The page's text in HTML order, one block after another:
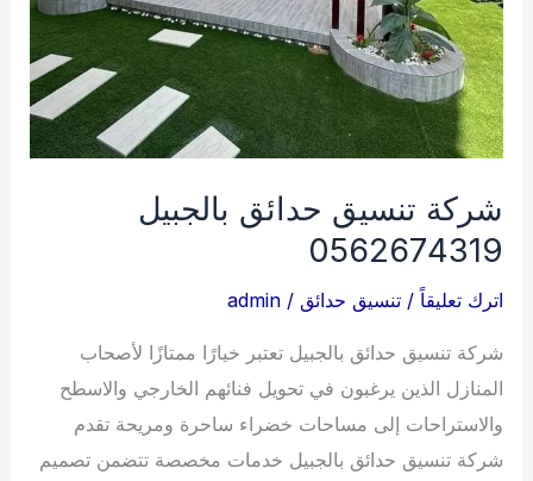
شركة تنسيق حدائق بالجبيل
0562674319
اترك تعليقاً /تنسيق حدائق /
admin
شركة تنسيق حدائق بالجبيل تعتبر خيارًا ممتازًا لأصحاب
المنازل الذين يرغبون في تحويل فنائهم الخارجي والاسطح
والاستراحات إلى مساحات خضراء ساحرة ومريحة تقدم
شركة تنسيق حدائق بالجبيل خدمات مخصصة تتضمن تصميم